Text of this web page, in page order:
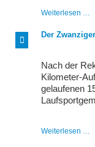
Weiterlesen …
Der
Nach der
Kilometer-
gelaufenen
Weiterlesen …